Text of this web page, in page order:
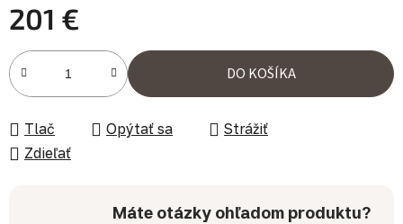
201 €
Jednotková cena:
DO KOŠÍKA
Tlač Opýtať sa
Strážiť
Zdieľať
Máte otázky ohľadom produktu?